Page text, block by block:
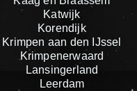
Katwijk
Korendijk
Krimpen aan den IJssel
Krimpenerwaard
Lansingerland
Leerdam